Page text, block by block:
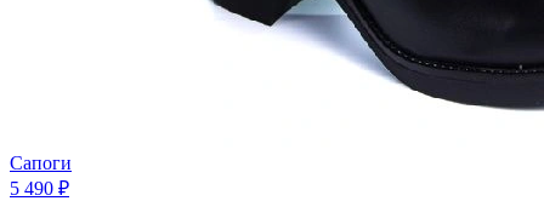
Сапоги
5 490 ₽